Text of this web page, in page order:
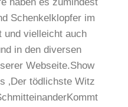
haben es zumindest
Schenkelklopfer im
und vielleicht auch
in den diversen
Webseite.Show
‚Der tödlichste Witz